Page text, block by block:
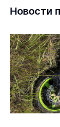
Новости